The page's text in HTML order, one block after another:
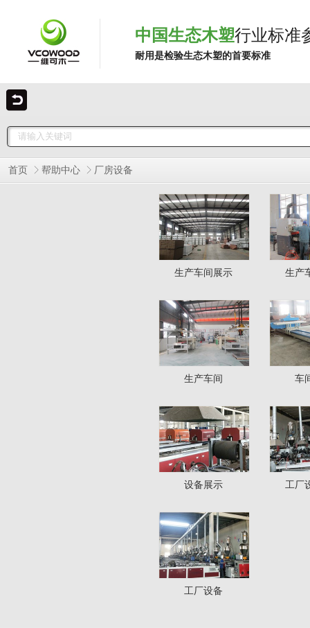
中国生态木塑行业标准
耐用是检验生态木塑的首要标准
首页 帮助中心 厂房设备
生产车间展示 生产
生产车间 车
设备展示 工厂
工厂设备